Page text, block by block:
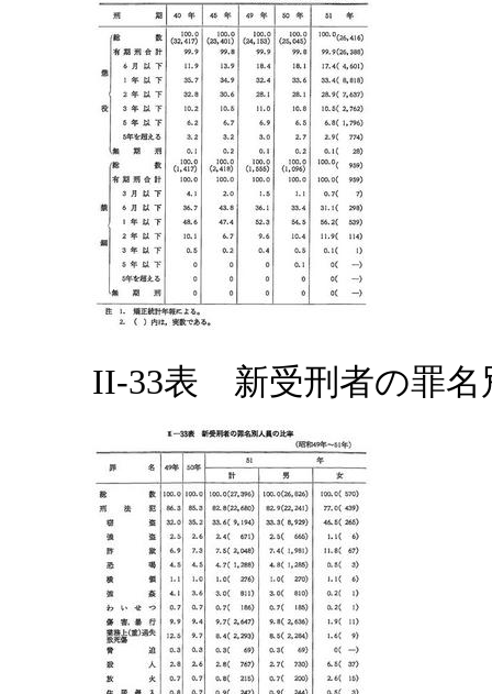
II-33表 新受刑者の罪名